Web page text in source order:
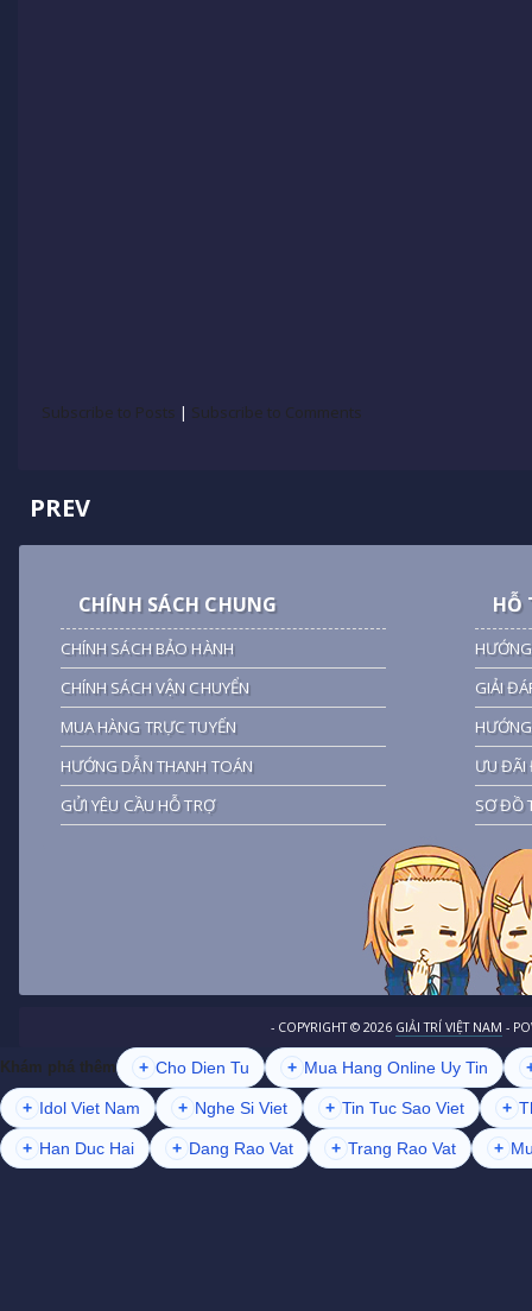
Subscribe to Posts | Subscribe to Comments
PREV
CHÍNH SÁCH CHUNG
CHÍNH SÁCH BẢO HÀNH
CHÍNH SÁCH VẬN CHUYỂN
MUA HÀNG TRỰC TUYẾN
HƯỚNG DẪN THANH TOÁN
GỬI YÊU CẦU HỖ TRỢ
HỖ
GIẢI
ƯU ĐÃI
SƠ ĐỒ
- COPYRIGHT © 2026 GIẢI TRÍ VIỆT NAM -
Khám phá thêm + Cho Dien Tu + Mua Hang Online Uy Tin
+ Idol Viet Nam + Nghe Si Viet + Tin Tuc Sao Viet +
+ Han Duc Hai + Dang Rao Vat + Trang Rao Vat +